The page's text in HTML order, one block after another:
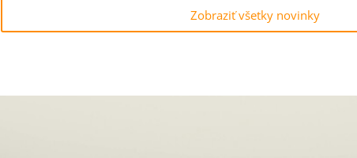
Zobraziť všetky novinky